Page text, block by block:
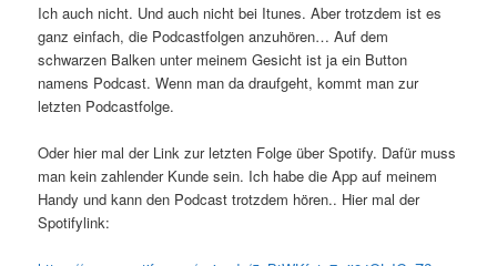
Ich auch nicht. Und auch nicht bei Itunes. Aber trotzdem ist es
ganz einfach, die Podcastfolgen anzuhören… Auf dem
schwarzen Balken unter meinem Gesicht ist ja ein Button
namens Podcast. Wenn man da draufgeht, kommt man zur
letzten Podcastfolge.
Oder hier mal der Link zur letzten Folge über Spotify. Dafür muss
man kein zahlender Kunde sein. Ich habe die App auf meinem
Handy und kann den Podcast trotzdem hören.. Hier mal der
Spotifylink: